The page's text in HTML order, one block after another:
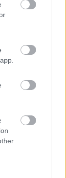
15:40:05
altri utenti, un
pensato,
a ciò